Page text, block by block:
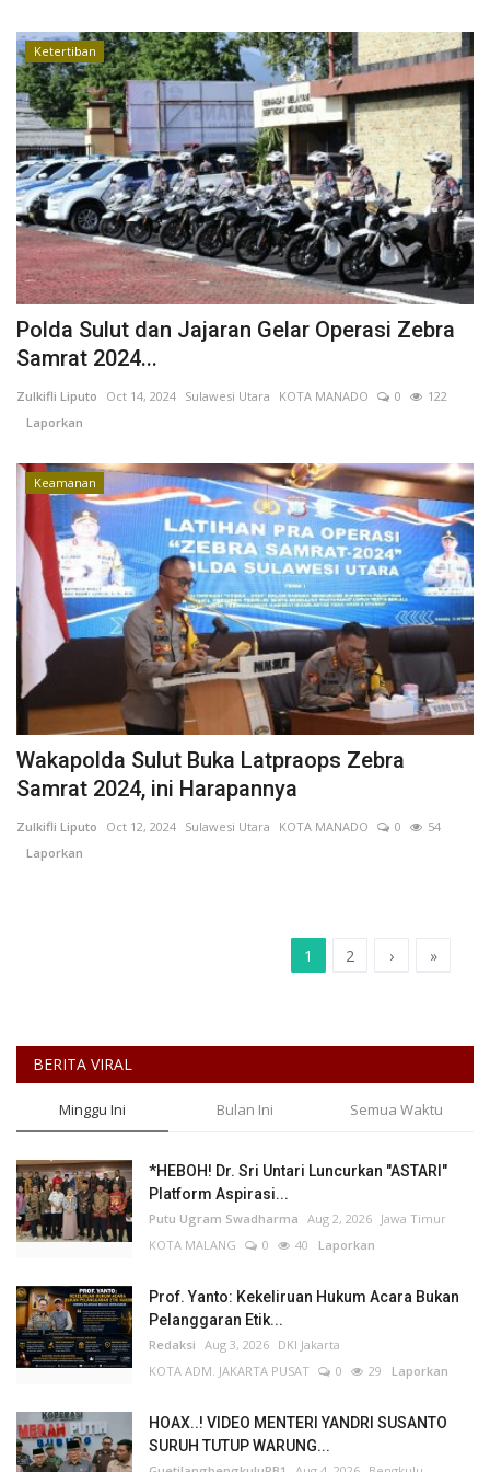
Kesehatan
Layanan Publik
Perempuan/Anak
Ketertiban
Polda Sulut dan Jajaran Gelar Operasi Zebra
Samrat 2024...
Zulkifli Liputo Oct 14, 2024 Sulawesi Utara KOTA MANADO 0
122
Laporkan
Keamanan
Wakapolda Sulut Buka Latpraops Zebra
Samrat 2024, ini Harapannya
Zulkifli Liputo Oct 12, 2024 Sulawesi Utara KOTA MANADO 0
54
Laporkan
1 2 › »
BERITA VIRAL
Minggu Ini Bulan Ini Semua Waktu
*HEBOH! Dr. Sri Untari Luncurkan "ASTARI"
Platform Aspirasi...
Putu Ugram Swadharma Aug 2, 2026 Jawa Timur
KOTA MALANG
0 40 Laporkan
Prof. Yanto: Kekeliruan Hukum Acara Bukan
Pelanggaran Etik...
Redaksi Aug 3, 2026 DKI Jakarta
KOTA ADM. JAKARTA PUSAT
0 29 Laporkan
HOAX..! VIDEO MENTERI YANDRI SUSANTO
SURUH TUTUP WARUNG...